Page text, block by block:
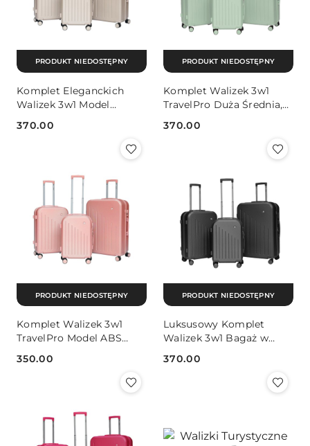
Komplet Eleganckich
Walizek 3w1 Model
Szyfrowy Bagaż
Cena:
370.00
PRODUKT NIEDOSTĘPNY
Komplet Walizek 3w1
TravelPro Duża Średnia,
Szyfr
Cena:
370.00
PRODUKT NIEDOSTĘPNY
Komplet Walizek 3w1
TravelPro Model ABS
Bagaż
Cena:
350.00
PRODUKT NIEDOSTĘPNY
Luksusowy Komplet
Walizek 3w1 Bagaż w
Obrotowe Kółka Lot
Cena:
370.00
PRODUKT NIEDOSTĘPNY